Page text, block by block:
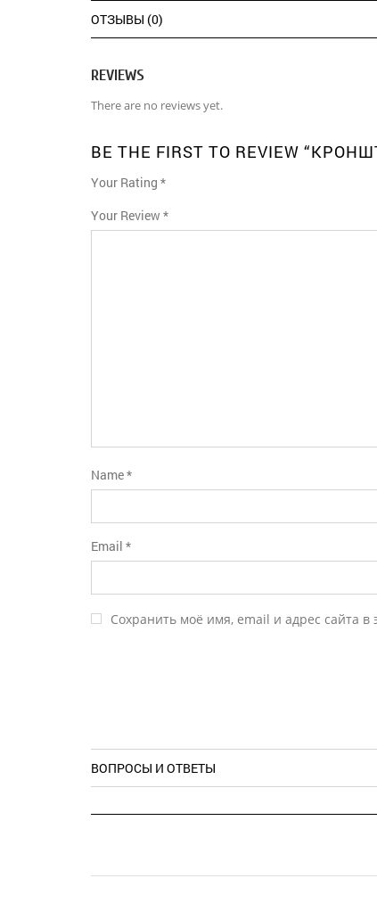
ОТЗЫВЫ (0)
REVIEWS
There are no reviews yet.
BE THE FIRST TO REVIEW
Your Rating *
Your Review *
Name*
Email *
Сохранить моё имя, email и адрес сайта
ВОПРОСЫ И ОТВЕТЫ